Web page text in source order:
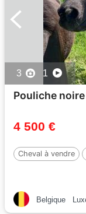
3 1
Pouliche
4 500 €
Cheval à vendre
Belgique